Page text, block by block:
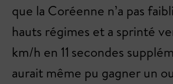
que la Coréenne n’a pas
hauts régimes et a sprinté
km/h en 11 secondes
aurait même pu gagner un